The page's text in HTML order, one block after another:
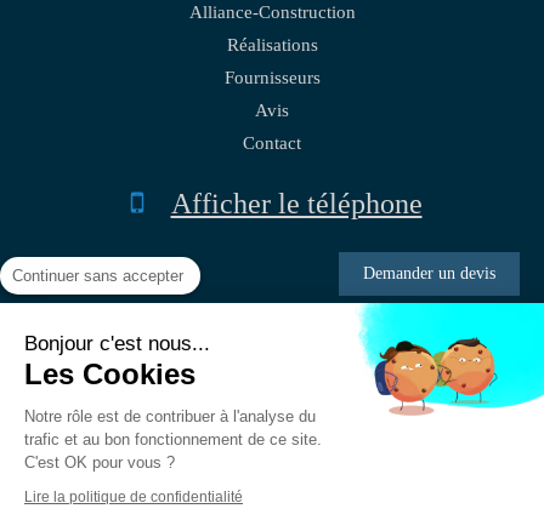
Alliance-Construction
Réalisations
Fournisseurs
Avis
Contact
Afficher le téléphone
Demander un devis
Création et référencement du site par Simplébo
Site créé grâce à LaSociété Générale - Banque des professionnels
Continuer sans accepter
Bonjour c'est nous...
Les Cookies
Notre rôle est de contribuer à l'analyse du
trafic et au bon fonctionnement de ce site.
C'est OK pour vous ?
Lire la politique de confidentialité